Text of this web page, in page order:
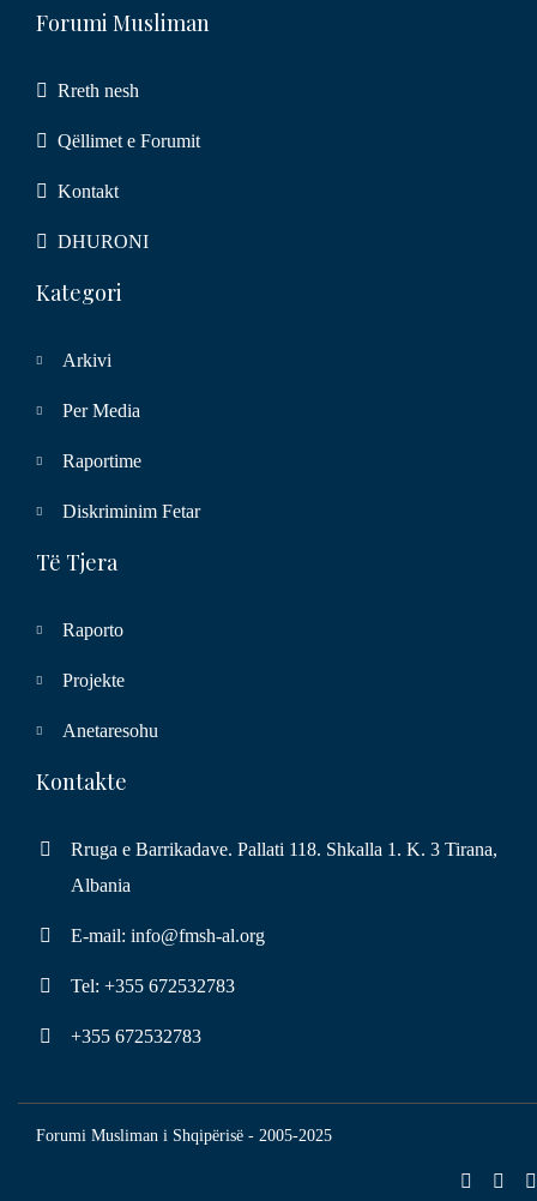
Forumi Musliman
Rreth nesh
Qëllimet e Forumit
Kontakt
DHURONI
Kategori
Arkivi
Per Media
Raportime
Diskriminim Fetar
Të Tjera
Raporto
Projekte
Anetaresohu
Kontakte
Rruga e Barrikadave. Pallati 118. Shkalla 1. K. 3 Tirana,
Albania
E-mail: info@fmsh-al.org
Tel: +355 672532783
+355 672532783
Forumi Musliman i Shqipërisë - 2005-2025